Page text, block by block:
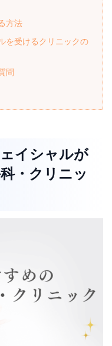
方法
を受けるクリニックの
問
イシャルが
・クリニッ